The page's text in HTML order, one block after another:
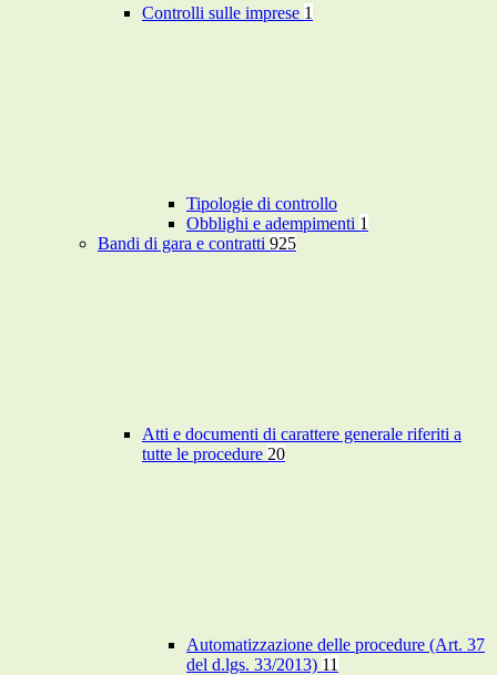
Controlli sulle imprese 1
Tipologie di controllo
Obblighi e adempimenti 1
Bandi di gara e contratti 925
Atti e documenti di carattere generale riferiti a
tutte le procedure 20
Automatizzazione delle procedure (Art. 37
del d.lgs. 33/2013) 11